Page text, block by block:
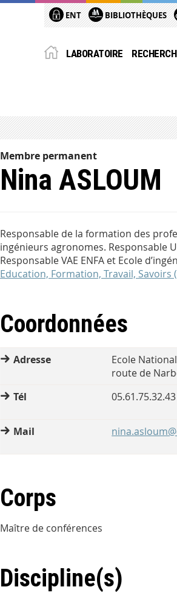
ENT BIBLIOTHÈQUES
LABORATOIRE
Membre permanent
Nina ASLOUM
Responsable de la formation des
ingénieurs agronomes. Responsable
Responsable VAE ENFA et Ecole
Education, Formation, Travail, Savoirs
Coordonnées
Adresse
Ecole
route de
Tél
05.61.75.32.43
Mail
Corps
Maître de conférences
Discipline(s)